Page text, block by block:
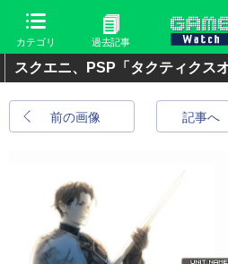
カテゴリ 過去記事
スクエニ、PSP「タクティクス
前の画像 記事へ